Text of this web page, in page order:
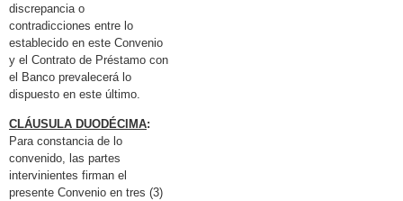
discrepancia o
contradicciones entre lo
establecido en este Convenio
y el Contrato de Préstamo con
el Banco prevalecerá lo
dispuesto en este último.
CLÁUSULA DUODÉCIMA:
Para constancia de lo
convenido, las partes
intervinientes firman el
presente Convenio en tres (3)